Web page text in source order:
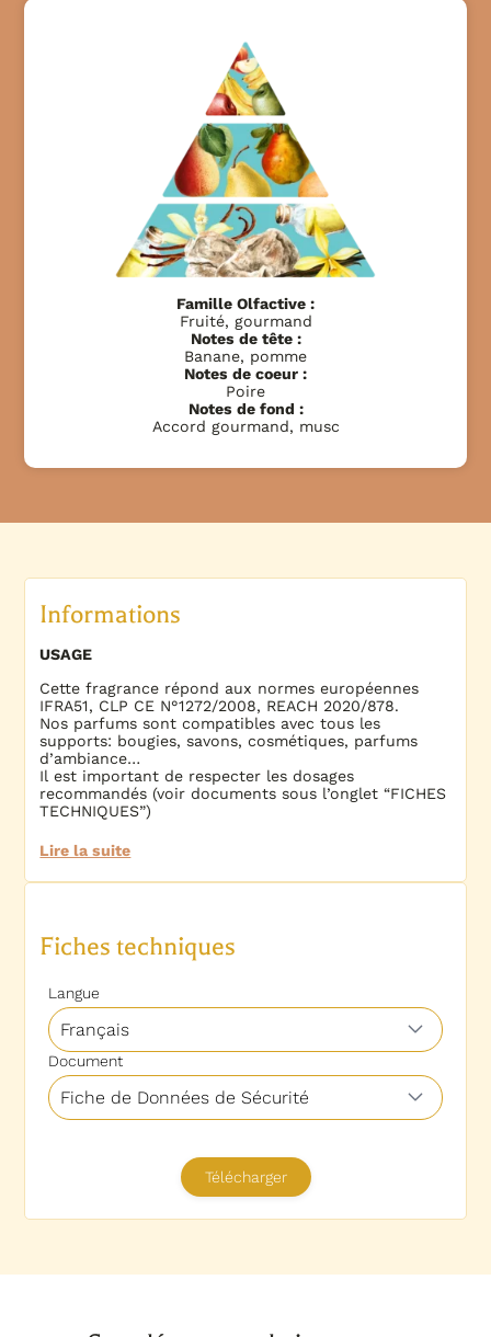
Famille Olfactive :
Fruité, gourmand
Notes de tête :
Banane, pomme
Notes de coeur :
Poire
Notes de fond :
Accord gourmand, musc
Informations
USAGE
Cette fragrance répond aux normes européennes
IFRA51, CLP CE N°1272/2008, REACH 2020/878.
Nos parfums sont compatibles avec tous les
supports: bougies, savons, cosmétiques, parfums
d’ambiance…
Il est important de respecter les dosages
recommandés (voir documents sous l’onglet “FICHES
TECHNIQUES”)
Lire la suite